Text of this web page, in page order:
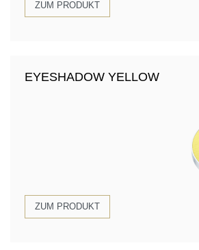
ZUM PRODUKT
EYESHADOW YELLOW
ZUM PRODUKT